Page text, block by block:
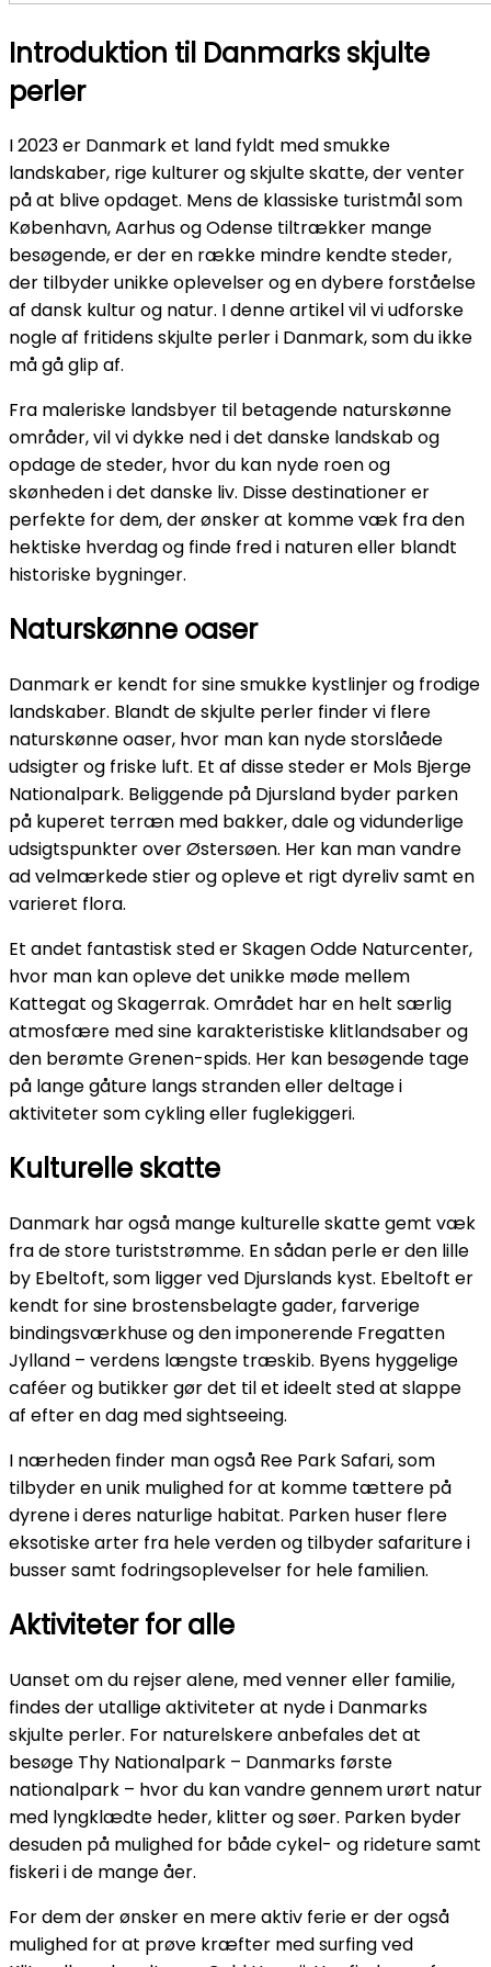
Introduktion til Danmarks skjulte
perler
I 2023 er Danmark et land fyldt med smukke
landskaber, rige kulturer og skjulte skatte, der venter
på at blive opdaget. Mens de klassiske turistmål som
København, Aarhus og Odense tiltrækker mange
besøgende, er der en række mindre kendte steder,
der tilbyder unikke oplevelser og en dybere forståelse
af dansk kultur og natur. I denne artikel vil vi udforske
nogle af fritidens skjulte perler i Danmark, som du ikke
må gå glip af.
Fra maleriske landsbyer til betagende naturskønne
områder, vil vi dykke ned i det danske landskab og
opdage de steder, hvor du kan nyde roen og
skønheden i det danske liv. Disse destinationer er
perfekte for dem, der ønsker at komme væk fra den
hektiske hverdag og finde fred i naturen eller blandt
historiske bygninger.
Naturskønne oaser
Danmark er kendt for sine smukke kystlinjer og frodige
landskaber. Blandt de skjulte perler finder vi flere
naturskønne oaser, hvor man kan nyde storslåede
udsigter og friske luft. Et af disse steder er Mols Bjerge
Nationalpark. Beliggende på Djursland byder parken
på kuperet terræn med bakker, dale og vidunderlige
udsigtspunkter over Østersøen. Her kan man vandre
ad velmærkede stier og opleve et rigt dyreliv samt en
varieret flora.
Et andet fantastisk sted er Skagen Odde Naturcenter,
hvor man kan opleve det unikke møde mellem
Kattegat og Skagerrak. Området har en helt særlig
atmosfære med sine karakteristiske klitlandsaber og
den berømte Grenen-spids. Her kan besøgende tage
på lange gåture langs stranden eller deltage i
aktiviteter som cykling eller fuglekiggeri.
Kulturelle skatte
Danmark har også mange kulturelle skatte gemt væk
fra de store turiststrømme. En sådan perle er den lille
by Ebeltoft, som ligger ved Djurslands kyst. Ebeltoft er
kendt for sine brostensbelagte gader, farverige
bindingsværkhuse og den imponerende Fregatten
Jylland – verdens længste træskib. Byens hyggelige
caféer og butikker gør det til et ideelt sted at slappe
af efter en dag med sightseeing.
I nærheden finder man også Ree Park Safari, som
tilbyder en unik mulighed for at komme tættere på
dyrene i deres naturlige habitat. Parken huser flere
eksotiske arter fra hele verden og tilbyder safariture i
busser samt fodringsoplevelser for hele familien.
Aktiviteter for alle
Uanset om du rejser alene, med venner eller familie,
findes der utallige aktiviteter at nyde i Danmarks
skjulte perler. For naturelskere anbefales det at
besøge Thy Nationalpark – Danmarks første
nationalpark – hvor du kan vandre gennem urørt natur
med lyngklædte heder, klitter og søer. Parken byder
desuden på mulighed for både cykel- og rideture samt
fiskeri i de mange åer.
For dem der ønsker en mere aktiv ferie er der også
mulighed for at prøve kræfter med surfing ved